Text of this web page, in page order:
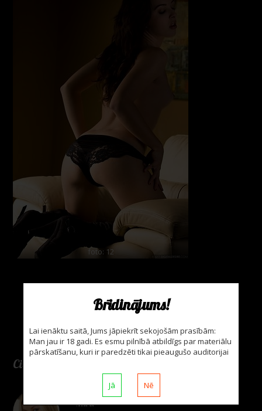
Brīdinājums!
Lai ienāktu saitā, Jums jāpiekrīt sekojošām prasībām:
Man jau ir 18 gadi. Es esmu pilnībā atbildīgs par materiālu
pārskatīšanu, kuri ir paredzēti tikai pieaugušo auditorijai
Jā Nē
foto: 12
Citas modeles
Mira